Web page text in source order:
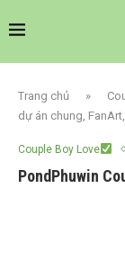
Trang chủ »
dự án chung,
Couple Boy Love
PondPhuwin